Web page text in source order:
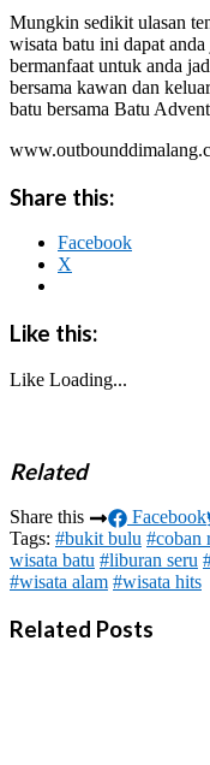
Mungkin sedikit ulasan
wisata batu ini dapat
bermanfaat untuk anda
bersama kawan dan
batu bersama Batu
Share this:
Facebook
X
Like this:
Like Loading...
Related
Share this Facebook
Tags: #bukit bulu #coban
wisata batu #liburan seru
#wisata alam #wisata hits
Related Posts